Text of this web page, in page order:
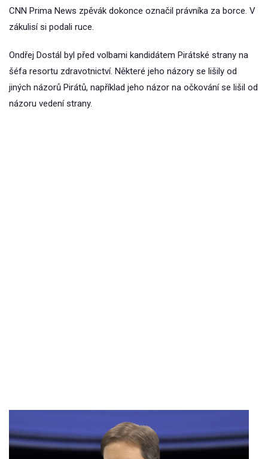
CNN Prima News zpěvák dokonce označil právníka za borce. V
zákulisí si podali ruce.
Ondřej Dostál byl před volbami kandidátem Pirátské strany na
šéfa resortu zdravotnictví. Některé jeho názory se lišily od
jiných názorů Pirátů, například jeho názor na očkování se lišil od
názoru vedení strany.